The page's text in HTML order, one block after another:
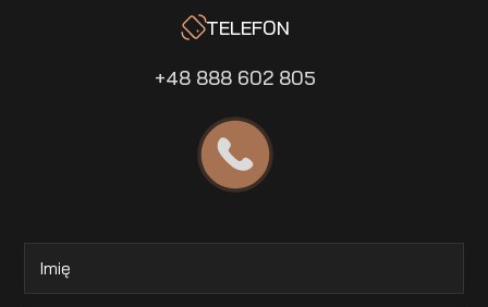
TELEFON
+48 888 602 805